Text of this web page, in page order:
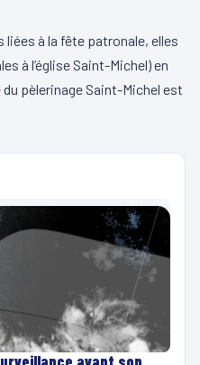
à la fête patronale, elles
à l’église Saint-Michel)en
du pèlerinage Saint-Michel est